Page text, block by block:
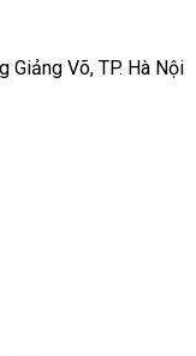
Giảng Võ, TP. Hà Nội